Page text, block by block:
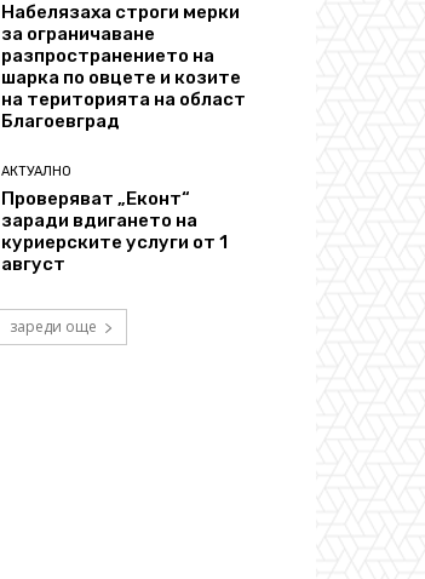
Набелязаха строги мерки
за ограничаване
разпространението на
шарка по овцете и козите
на територията на област
Благоевград
АКТУАЛНО
Проверяват „Еконт“
заради вдигането на
куриерските услуги от 1
август
зареди още